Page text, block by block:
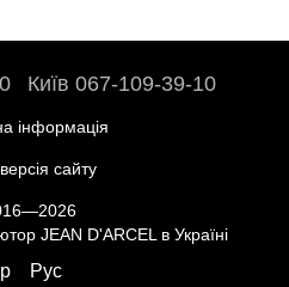
Київ 067-109-39-10
інформація
сайту
JEAN D'ARCEL в Україні
Рус